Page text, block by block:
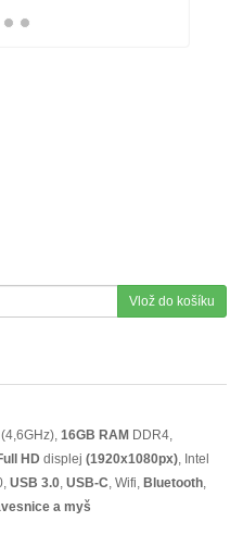
Vlož do košíku
(4,6GHz), 16GB RAM DDR4,
HD displej (1920x1080px), Intel
USB 3.0, USB-C, Wifi, Bluetooth,
a myš